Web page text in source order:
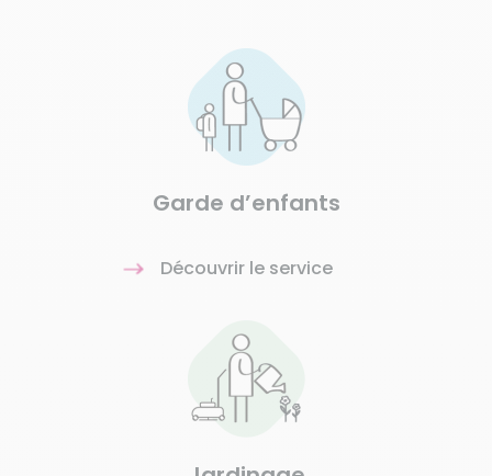
Garde d’enfants
Découvrir le service